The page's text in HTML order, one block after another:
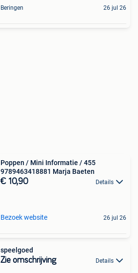
Beringen 26 jul 26
Poppen / Mini Informatie / 455
9789463418881 Marja Baeten
€ 10,90 Details
Bezoek website 26 jul 26
speelgoed
Zie omschrijving Details